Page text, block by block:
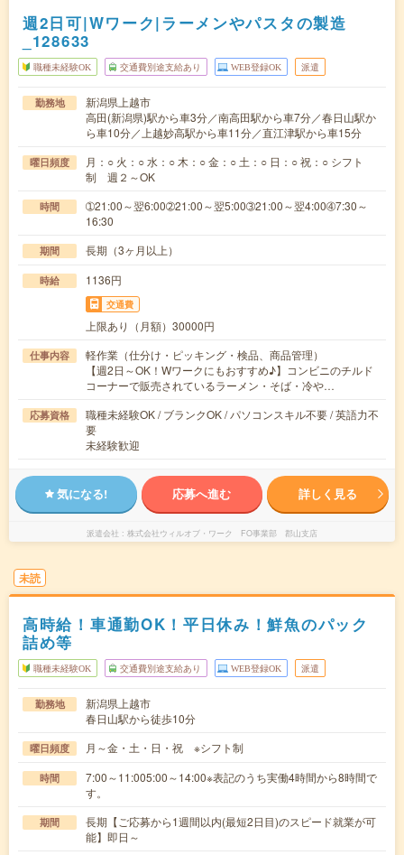
週2日可|Wワーク|ラーメンやパスタの製造
_128633
職種未経験OK 交通費別途支給あり WEB登録OK 派遣
勤務地
新潟県上越市
高田(新潟県)駅から車3分／南高田駅から車7分／春日山駅か
ら車10分／上越妙高駅から車11分／直江津駅から車15分
曜日頻度
月：○ 火：○ 水：○ 木：○ 金：○ 土：○ 日：○ 祝：○ シフト
制 週２～OK
時間
➀21:00～翌6:00➁21:00～翌5:00➂21:00～翌4:00➃7:30～
16:30
期間 長期（3ヶ月以上）
時給 1136円
交通費
上限あり（月額）30000円
仕事内容
軽作業（仕分け・ピッキング・検品、商品管理）
【週2日～OK！Wワークにもおすすめ♪】コンビニのチルド
コーナーで販売されているラーメン・そば・冷や…
応募資格
職種未経験OK / ブランクOK / パソコンスキル不要 / 英語力不
要
未経験歓迎
気になる! 応募へ進む 詳しく見る
派遣会社 株式会社ウィルオブ・ワーク FO事業部 郡山支店
未読
高時給！車通勤OK！平日休み！鮮魚のパック
詰め等
職種未経験OK 交通費別途支給あり WEB登録OK 派遣
勤務地
新潟県上越市
春日山駅から徒歩10分
曜日頻度 月～金・土・日・祝 ※シフト制
時間
7:00～11:005:00～14:00※表記のうち実働4時間から8時間で
す。
期間
長期【ご応募から1週間以内(最短2日目)のスピード就業が可
能】即日～